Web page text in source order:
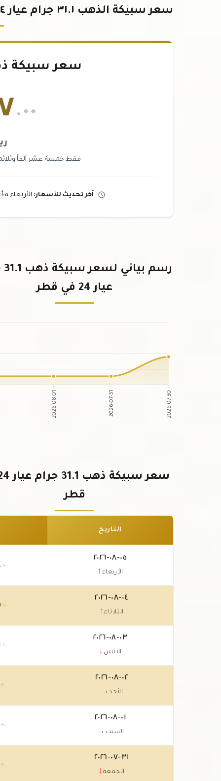
سعر سبيكة الذهب ٣١.١ جرام عيار ٢٤ في قطر | أحدث الأسعار بالريال القطري
سعر سبيكة ذهب
.٠٠
فقط خمسة عشر ألفاً
آخر تحديث للأسعار: الأربعاء ٠٥
عيار 24 في قطر
2026-08-01 2026-07-31 2026-07-30
قطر
التاريخ
٠٥-٠٨-٢٠٢٦
الأربعاء ↑
.٥٠
٠٤-٠٨-٢٠٢٦
الثلاثاء↑
.٨٠
٠٣-٠٨-٢٠٢٦
الاثنين ↓
.٢٠
٠٢-٠٨-٢٠٢٦
الأحد→
٠١-٠٨-٢٠٢٦
السبت →
٣١-٠٧-٢٠٢٦
الجمعة ↓